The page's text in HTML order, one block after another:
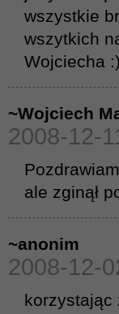
wszystkie
wszytkich
Wojciecha :)
~Wojciech
2008-12-
ale zginął
~anonim
2008-12-
korzystając